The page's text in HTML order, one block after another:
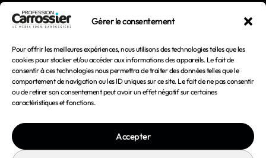
Gérer le consentement
Pour offrir les meilleures expériences, nous utilisons des technologies telles que les
cookies pour stocker et/ou accéder aux informations des appareils. Le fait de
consentir à ces technologies nous permettra de traiter des données telles que le
comportement de navigation ou les ID uniques sur ce site. Le fait de ne pas consentir
ou de retirer son consentement peut avoir un effet négatif sur certaines
caractéristiques et fonctions.
Accepter
Mentions légales
Conditions générales d'utilisation
Conditions générales de vente
Politique de cookies